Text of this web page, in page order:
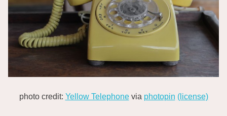
photo credit: Yellow Telephonevia photopin (license)